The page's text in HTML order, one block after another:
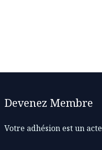
Devenez Membre
Votre adhésion est un